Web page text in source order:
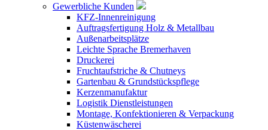
Gewerbliche Kunden
KFZ-Innenreinigung
Auftragsfertigung Holz & Metallbau
Außenarbeitsplätze
Leichte Sprache Bremerhaven
Druckerei
Fruchtaufstriche & Chutneys
Gartenbau & Grundstückspflege
Kerzenmanufaktur
Logistik Dienstleistungen
Montage, Konfektionieren & Verpackung
Küstenwäscherei